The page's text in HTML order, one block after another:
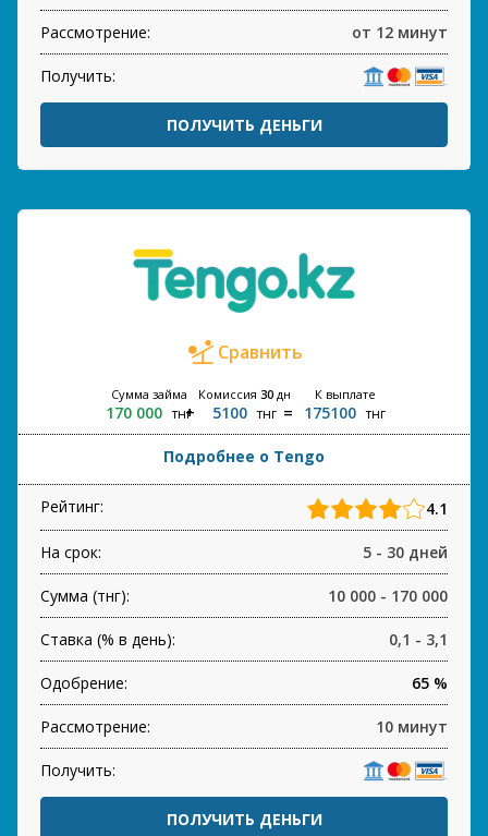
Рассмотрение: от 12 минут
Получить:
ПОЛУЧИТЬ ДЕНЬГИ
Сравнить
Сумма займа
170 000 тнг
Комиссия 30дн
5100 тнг
К выплате
175100 тнг
Подробнее о Tengo
Рейтинг: 4.1
На срок: 5 - 30 дней
Сумма (тнг): 10 000 - 170 000
Ставка (% в день): 0,1 - 3,1
Одобрение: 65 %
Рассмотрение: 10 минут
Получить:
ПОЛУЧИТЬ ДЕНЬГИ